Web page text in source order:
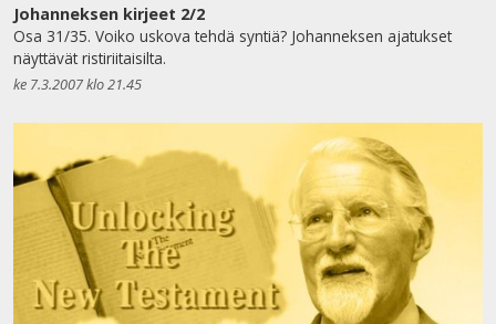
Johanneksen kirjeet 2/2
Osa 31/35. Voiko uskova tehdä syntiä? Johanneksen ajatukset
näyttävät ristiriitaisilta.
ke 7.3.2007 klo 21.45